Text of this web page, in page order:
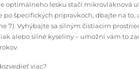
optimálneho lesku stačí mikrovláknová
po špecifických prípravkoch, dbajte na
7). Vyhýbajte sa silným čistiacim
alebo silné kyseliny – umožní vám to
viac?